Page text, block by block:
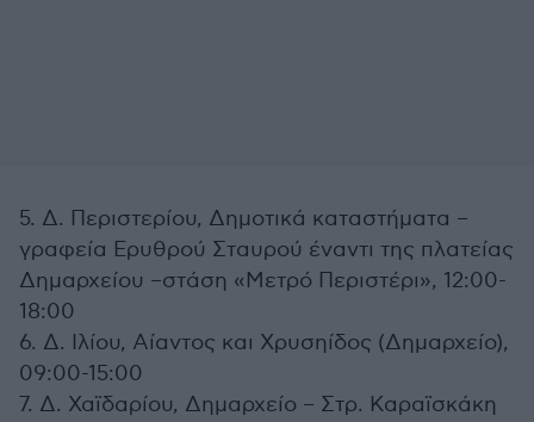
5. Δ. Περιστερίου, Δημοτικά καταστήματα –
γραφεία Ερυθρού Σταυρού έναντι της πλατείας
Δημαρχείου –στάση «Μετρό Περιστέρι», 12:00-
18:00
6. Δ. Ιλίου, Αίαντος και Χρυσηίδος (Δημαρχείο),
09:00-15:00
7. Δ. Χαϊδαρίου, Δημαρχείο – Στρ. Καραϊσκάκη